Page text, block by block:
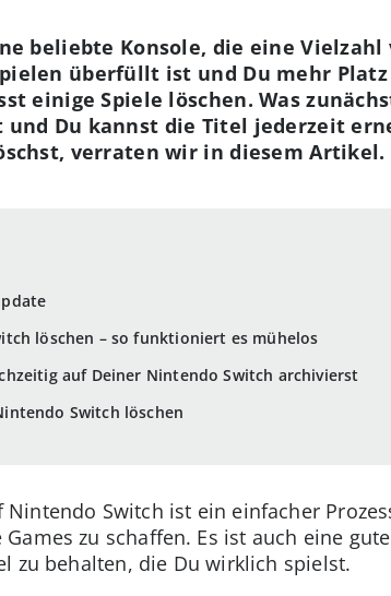
löschen – so funktioniert es mühelos
auf Deiner Nintendo Switch archivierst
Switch löschen
beliebte Konsole, die eine Vielzahl
überfüllt ist und Du mehr
einige Spiele löschen. Was
und Du kannst die Titel jederzeit
verraten wir in diesem Artikel.
Nintendo Switch ist ein einfacher
zu schaffen. Es ist auch eine
zu behalten, die Du wirklich spielst.